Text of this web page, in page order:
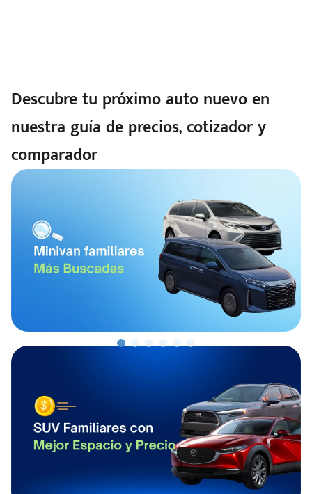
Descubre tu próximo auto nuevo en
nuestra guía de precios, cotizador y
comparador